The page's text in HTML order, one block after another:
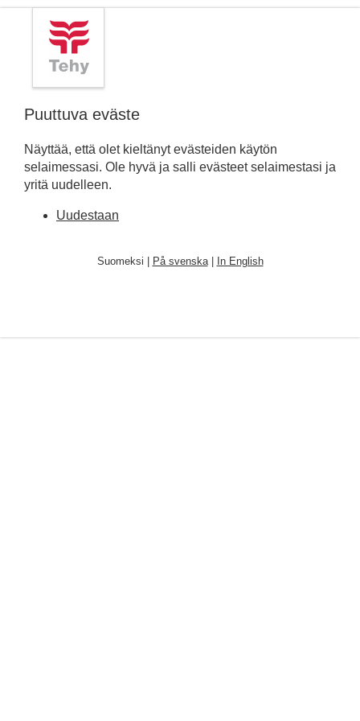
Puuttuva eväste
Näyttää, että olet kieltänyt evästeiden käytön
selaimessasi. Ole hyvä ja salli evästeet selaimestasi ja
yritä uudelleen.
Uudestaan
Suomeksi | På svenska| In English